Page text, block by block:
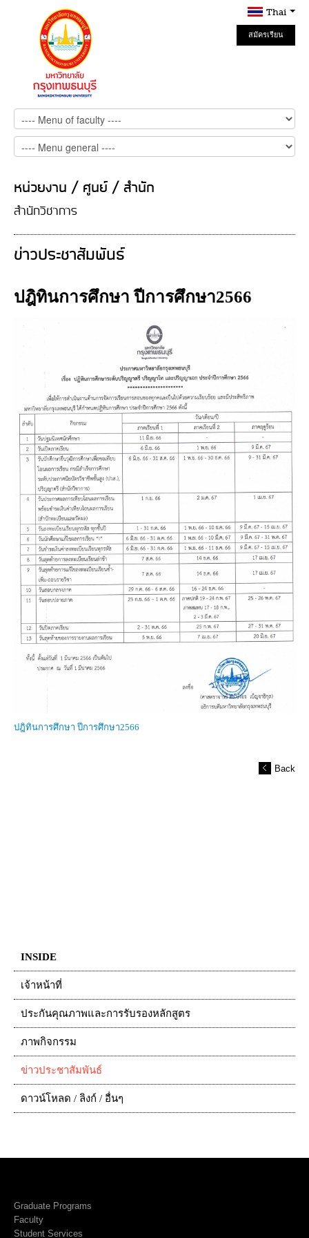
Thai
สมัครเรียน
Online
หน่วยงาน / ศูนย์ / สำนัก
สำนักวิชาการ
ข่าวประชาสัมพันธ์
ปฎิทินการศึกษา ปีการศึกษา2566
ปฎิทินการศึกษา ปีการศึกษา2566
Back
INSIDE
เจ้าหน้าที่
ประกันคุณภาพและการรับรองหลักสูตร
ภาพกิจกรรม
ข่าวประชาสัมพันธ์
ดาวน์โหลด / ลิงก์ / อื่นๆ
Graduate Programs
Faculty
Student Services